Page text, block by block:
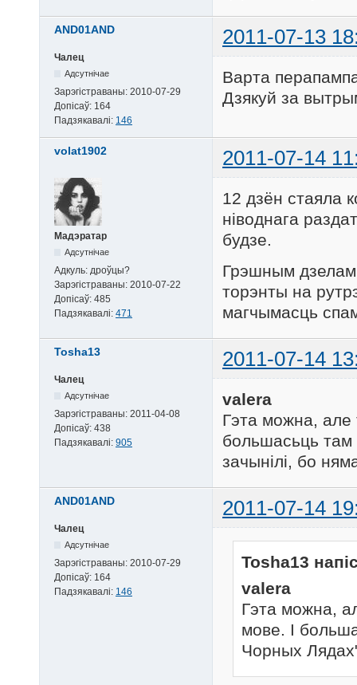
AND01AND 2011-07-13
Чалец
Адсутнічае
Зарэгістраваны: 2010-07-29
Допісаў: 164
Падзякавалі: 146
Варта
Дзякуй за
volat1902 2011-07-14
Мадэратар
Адсутнічае
Адкуль: дроўцы?
Зарэгістраваны: 2010-07-22
Допісаў: 485
Падзякавалі: 471
12 дзён стаяла
ніводнага
будзе.
Грэшным дзелам
торэнты на
магчымасць
Tosha13 2011-07-14
Чалец
Адсутнічае
Зарэгістраваны: 2011-04-08
Допісаў: 438
Падзякавалі: 905
valera
Гэта можна, але
большасьць там
зачынілі, бо
AND01AND 2011-07-14
Чалец
Адсутнічае
Зарэгістраваны: 2010-07-29
Допісаў: 164
Падзякавалі: 146
Tosha13
valera
Гэта можна,
мове. І
Чорных